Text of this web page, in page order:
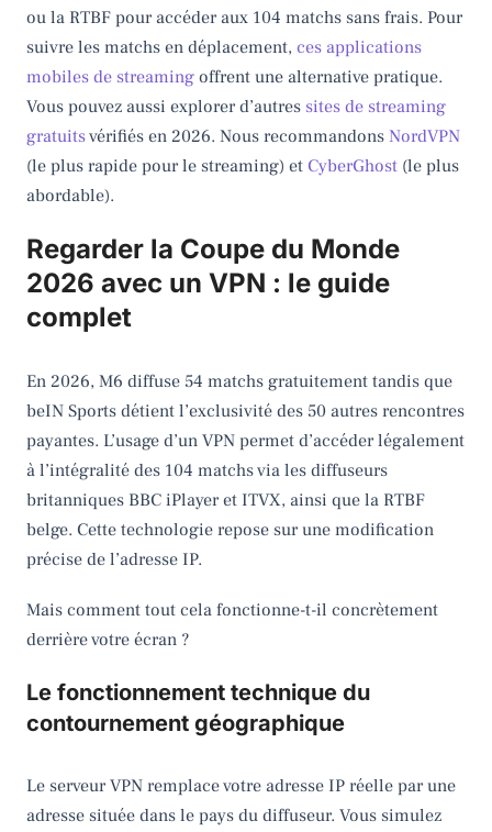
ou la RTBF pour accéder aux 104 matchs sans frais. Pour
suivre les matchs en déplacement, ces applications
mobiles de streaming offrent une alternative pratique.
Vous pouvez aussi explorer d’autres sites de streaming
gratuitsvérifiés en 2026. Nous recommandons NordVPN
(le plus rapide pour le streaming) et CyberGhost (le plus
abordable).
Regarder la Coupe du Monde
2026 avec un VPN : le guide
complet
En 2026, M6 diffuse 54 matchs gratuitement tandis que
beIN Sports détient l’exclusivité des 50 autres rencontres
payantes. L’usage d’un VPN permet d’accéder légalement
à l’intégralité des 104 matchs via les diffuseurs
britanniques BBC iPlayer et ITVX, ainsi que la RTBF
belge. Cette technologie repose sur une modification
précise de l’adresse IP.
Mais comment tout cela fonctionne-t-il concrètement
derrière votre écran ?
Le fonctionnement technique du
contournement géographique
Le serveur VPN remplace votre adresse IP réelle par une
adresse située dans le pays du diffuseur. Vous simulez